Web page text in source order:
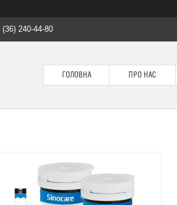
(36) 240-44-80
ГОЛОВНА ПРО НАС